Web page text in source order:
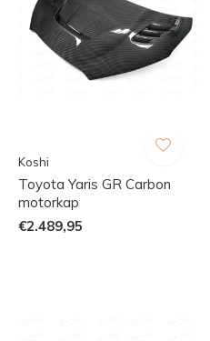
Koshi
Toyota Yaris GR Carbon
motorkap
€2.489,95